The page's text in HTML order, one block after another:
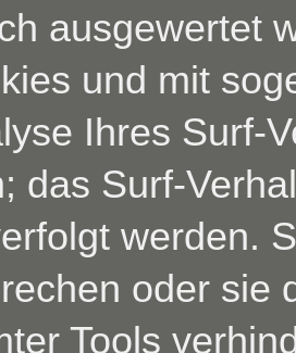
ausgewertet
und mit
Ihres Surf-
das Surf-
werden.
oder sie
Tools